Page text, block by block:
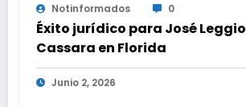
Notinformados 0
Éxito jurídico para José Leggio
Cassara en Florida
Junio 2, 2026